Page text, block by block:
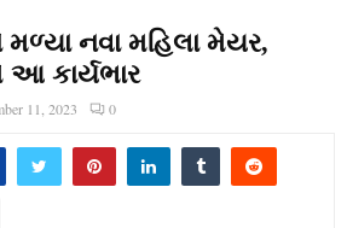
નવા મહિલા મેયર,
આ કાર્યભાર
11, 2023 0